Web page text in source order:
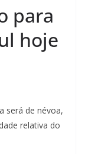
para
hoje
será de névoa,
relativa do